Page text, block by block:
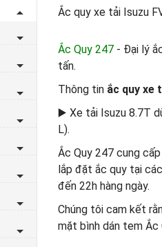
Ắc quy xe tải Isuzu
Ắc Quy 247- Đại lý
tấn.
Thông tin ắc quy xe
▶️ Xe tải Isuzu 8.7T
L).
Ắc Quy 247 cung
lắp đặt ắc quy tại
đến 22h hàng ngày.
Chúng tôi cam kết
mặt bình dán tem Ắc